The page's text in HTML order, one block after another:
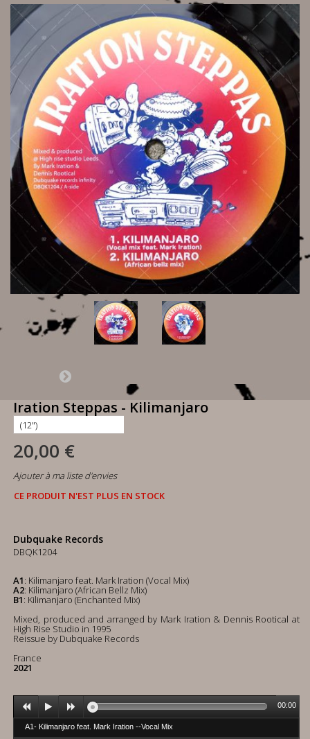
Iration Steppas - Kilimanjaro
20,00 €
Ajouter à ma liste d'envies
CE PRODUIT N'EST PLUS EN STOCK
Dubquake Records
DBQK1204
A1: Kilimanjaro feat. Mark Iration (Vocal Mix)
A2: Kilimanjaro (African Bellz Mix)
B1: Kilimanjaro (Enchanted Mix)
Mixed, produced and arranged by Mark Iration & Dennis Rootical at
High Rise Studio in 1995
Reissue by Dubquake Records
France
2021
A1- Kilimanjaro feat. Mark Iration --Vocal Mix
00:00